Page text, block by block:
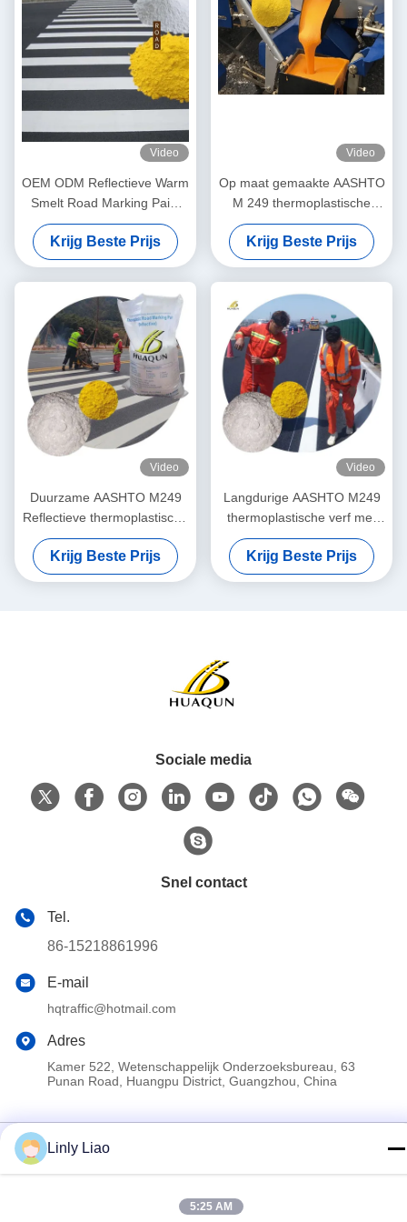
Video
OEM ODM Reflectieve Warm
Smelt Road Marking Paint
30% Glaskralen Voor
EINECS CAS nr. 64742-16-1
Krijg Beste Prijs
Video
Op maat gemaakte AASHTO
M 249 thermoplastische
wegmarkeringsverfoplossingen
Krijg Beste Prijs
Video
Duurzame AASHTO M249
Reflectieve thermoplastische
verf voor hechting en
slijtvastheid op
wegoppervlakken
Krijg Beste Prijs
Video
Langdurige AASHTO M249
thermoplastische verf met
glazen kralen en pigmenten
voor heldere en duurzame
markeringen
Krijg Beste Prijs
Sociale media
Snel contact
Tel.
86-15218861996
E-mail
hqtraffic@hotmail.com
Adres
Kamer 522, Wetenschappelijk Onderzoeksbureau, 63
Punan Road, Huangpu District, Guangzhou, China
De Goede Kwaliteit van China thermoplastische weg die verf
Qun Traffic Facilities Co., Ltd. By Shares . Alle rechten
Linly Liao
5:25 AM